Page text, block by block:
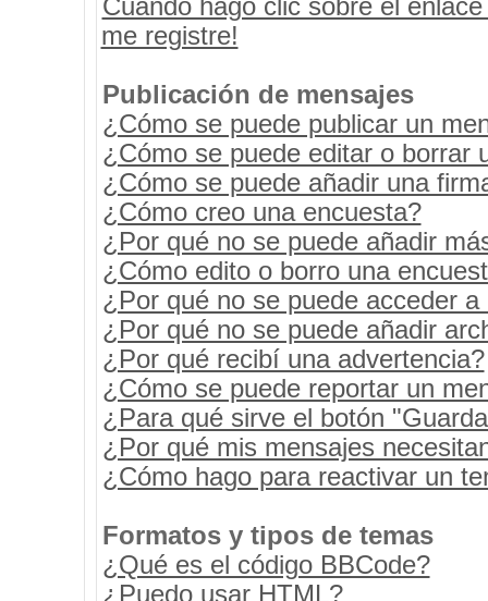
Cuando hago clic sobre el
me registre!
Publicación de mensajes
¿Cómo se puede publicar un
¿Cómo se puede editar o borrar
¿Cómo se puede añadir una
¿Cómo creo una encuesta?
¿Por qué no se puede añadir
¿Cómo edito o borro una
¿Por qué no se puede acceder a
¿Por qué no se puede añadir
¿Por qué recibí una advertencia?
¿Cómo se puede reportar un
¿Para qué sirve el botón
¿Por qué mis mensajes
¿Cómo hago para reactivar un
Formatos y tipos de temas
¿Qué es el código BBCode?
¿Puedo usar HTML?